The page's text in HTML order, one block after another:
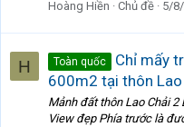
Hoàng Hiền
Chủ đề 5/
H Toàn quốc
Chỉ mấy
600m2 tại thôn
Mảnh đất thôn Lao Chải
View đẹp Phía trước là